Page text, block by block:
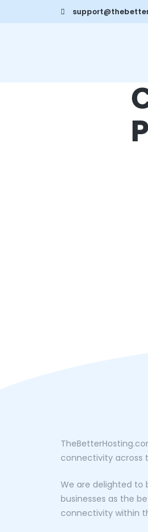
connectivity across
We are delighted to
businesses as the
connectivity within